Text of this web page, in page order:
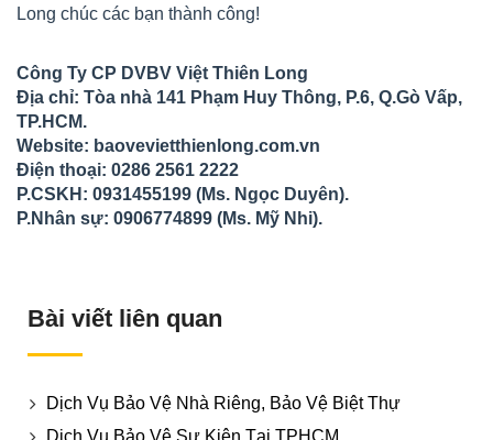
Long chúc các bạn thành công!
Công Ty CP DVBV Việt Thiên Long
Địa chỉ: Tòa nhà 141 Phạm Huy Thông, P.6, Q.Gò Vấp,
TP.HCM.
Website: baovevietthienlong.com.vn
Điện thoại: 0286 2561 2222
P.CSKH: 0931455199 (Ms. Ngọc Duyên).
P.Nhân sự: 0906774899 (Ms. Mỹ Nhi).
Bài viết liên quan
Dịch Vụ Bảo Vệ Nhà Riêng, Bảo Vệ Biệt Thự
Dịch Vụ Bảo Vệ Sự Kiện Tại TPHCM